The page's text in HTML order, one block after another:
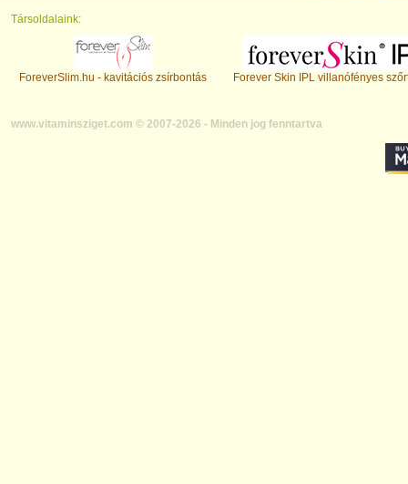
Társoldalaink:
ForeverSlim.hu - kavitációs zsírbontás Forever Skin IPL villanófényes
www.vitaminsziget.com © 2007-2026 - Minden jog fenntartva